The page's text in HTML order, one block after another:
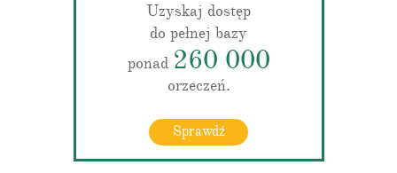
Uzyskaj dostęp
do pełnej bazy
ponad 260 000
orzeczeń.
Sprawdź